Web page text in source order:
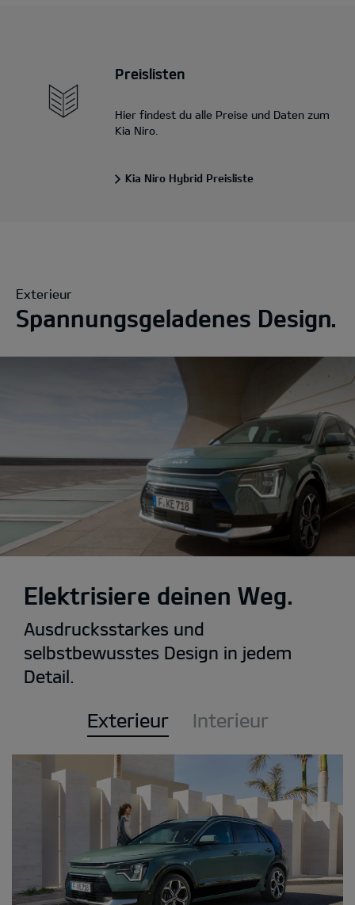
Preislisten
Hier findest du alle Preise und Daten zum
Kia Niro.
Kia Niro Hybrid Preisliste
Exterieur
Spannungsgeladenes Design.
Elektrisiere deinen Weg.
Ausdrucksstarkes und
selbstbewusstes Design in jedem
Detail.
Exterieur Interieur